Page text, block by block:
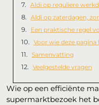
Wie op een efficiënte
supermarktbezoek het
Aldi op reguliere
Aldi op zaterdagen,
Een praktische regel
Voor wie deze
Samenvatting
Veelgestelde vragen